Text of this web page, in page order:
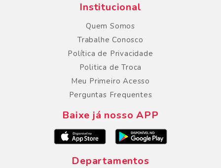
Institucional
Quem Somos
Trabalhe Conosco
Política de Privacidade
Politica de Troca
Meu Primeiro Acesso
Perguntas Frequentes
Baixe já nosso APP
Departamentos